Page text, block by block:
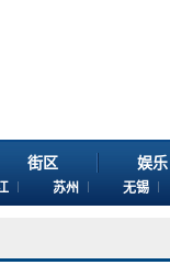
街区 娱乐
苏州 无锡